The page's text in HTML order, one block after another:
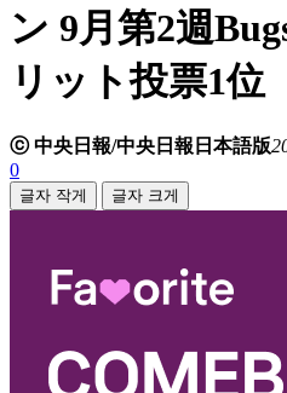
ン 9月第2週
リット投票1位
ⓒ 中央日報/中央日報日本語版
0
글자 작게 글자 크게